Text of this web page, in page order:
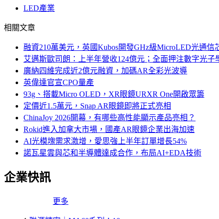
LED產業
相關文章
融資210萬美元，英國Kubos開發GHz級MicroLED光通信
艾邁斯歐司朗：上半年營收124億元；全面押注數字光子
廣納四維完成近2億元融資，加碼AR全彩光波導
英偉達官宣CPO量產
93g、搭載Micro OLED，XR眼鏡URXR One開啟眾籌
定價近1.5萬元，Snap AR眼鏡即將正式亮相
ChinaJoy 2026開幕，有哪些高性能顯示產品亮相？
Rokid進入加拿大市場，國產AR眼鏡企業出海加速
AI光模塊需求激增，愛思強上半年訂單增長54%
諾瓦星雲與芯和半導體達成合作，布局AI+EDA技術
企業快訊
更多